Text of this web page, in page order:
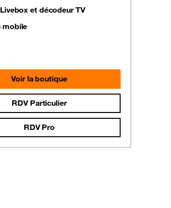
et décodeur TV
mobile
Voir la boutique
RDV Particulier
RDV Pro